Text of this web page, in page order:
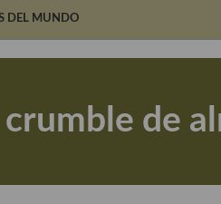
DEL MUNDO
de